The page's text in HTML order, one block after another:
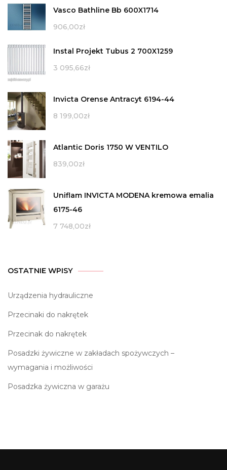
Vasco Bathline Bb 600X1714
906,00zł
Instal Projekt Tubus 2 700X1259
3 095,66zł
Invicta Orense Antracyt 6194-44
8 199,00zł
Atlantic Doris 1750 W VENTILO
839,00zł
Uniflam INVICTA MODENA kremowa emalia
6175-46
7 748,00zł
OSTATNIE WPISY
Urządzenia hydrauliczne
Przecinaki do nakrętek
Przecinak do nakrętek
Posadzki żywiczne w zakładach spożywczych –
wymagania i możliwości
Posadzka żywiczna w garażu